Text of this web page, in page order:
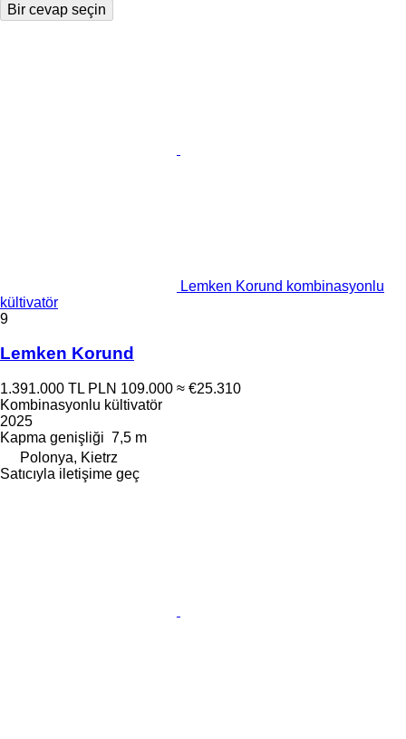
Bir cevap seçin
Lemken Korund kombinasyonlu
kültivatör
9
Lemken Korund
1.391.000 TL PLN 109.000 ≈ €25.310
Kombinasyonlu kültivatör
2025
Kapma genişliği 7,5 m
Polonya, Kietrz
Satıcıyla iletişime geç